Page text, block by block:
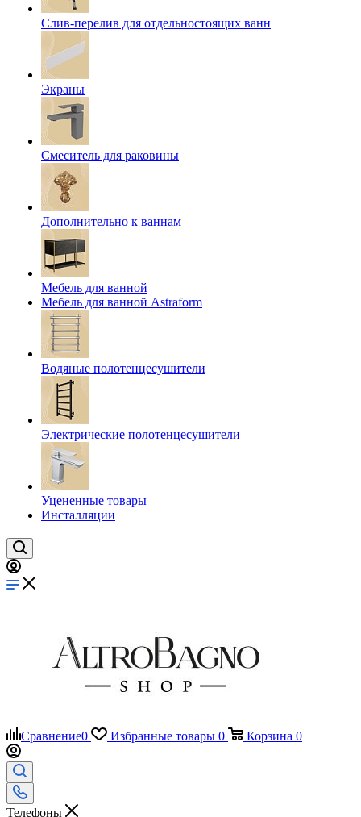
Слив-перелив для отдельностоящих ванн
Экраны
Смеситель для раковины
Дополнительно к ваннам
Мебель для ванной
Мебель для ванной Astraform
Водяные полотенцесушители
Электрические полотенцесушители
Уцененные товары
Инсталляции
Сравнение0 Избранные товары 0 Корзина 0
Телефоны